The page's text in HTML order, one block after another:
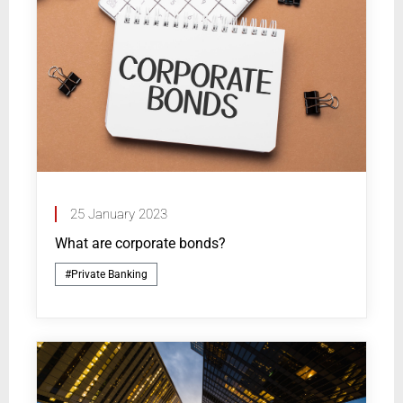
25 January 2023
What are corporate bonds?
#Private Banking